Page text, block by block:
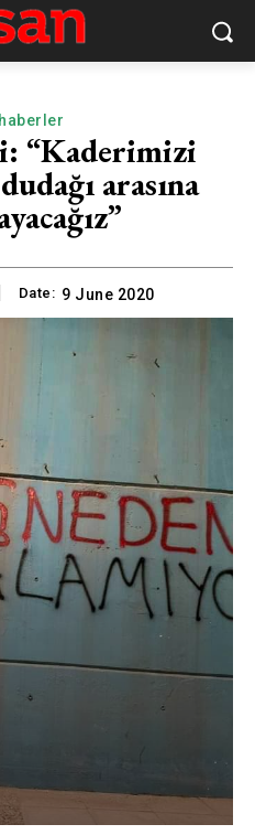
“Kaderimizi
arasına
Date: 9 June 2020